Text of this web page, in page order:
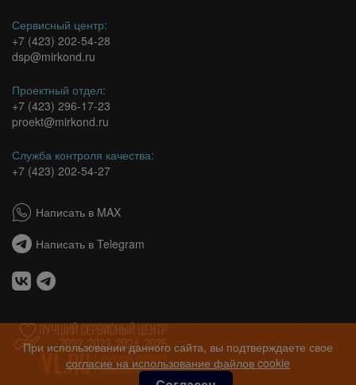
Сервисный центр:
+7 (423) 202-54-28
dsp@mirkond.ru
Проектный отдел:
+7 (423) 296-17-23
proekt@mirkond.ru
Служба контроля качества:
+7 (423) 202-54-27
Написать в MAX
Написать в Telegram
При использовании данного сайта, вы подтверждаете свое
согласие на использование файлов cookie